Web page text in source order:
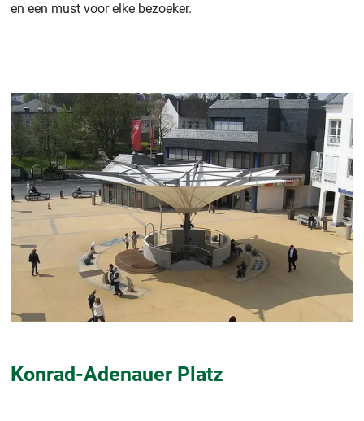
en een must voor elke bezoeker.
Konrad-Adenauer Platz